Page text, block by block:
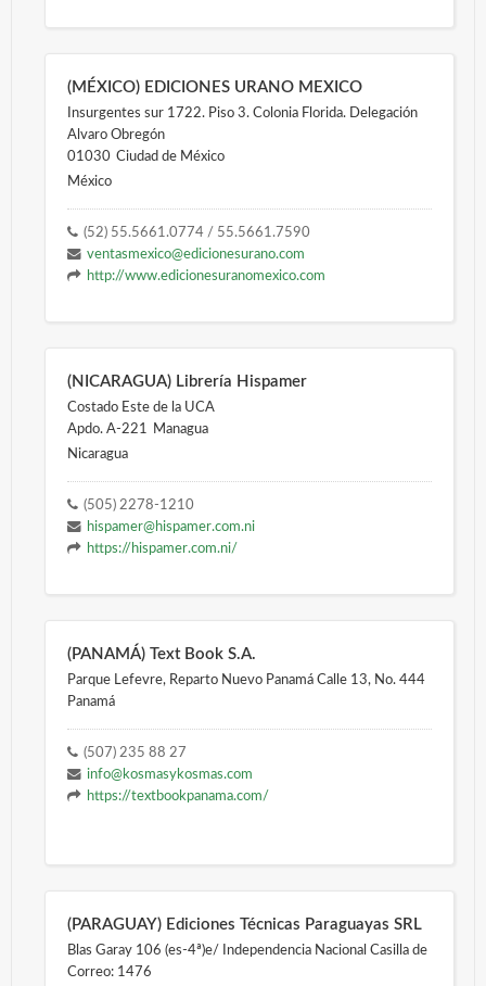
(MÉXICO) EDICIONES URANO MEXICO
Insurgentes sur 1722. Piso 3. Colonia Florida. Delegación
Alvaro Obregón
01030 Ciudad de México
México
(52) 55.5661.0774 / 55.5661.7590
ventasmexico@edicionesurano.com
http://www.edicionesuranomexico.com
(NICARAGUA) Librería Hispamer
Costado Este de la UCA
Apdo. A-221
Managua
Nicaragua
(505) 2278-1210
hispamer@hispamer.com.ni
https://hispamer.com.ni/
(PANAMÁ) Text Book S.A.
Parque Lefevre, Reparto Nuevo Panamá Calle 13, No. 444
Panamá
(507) 235 88 27
info@kosmasykosmas.com
https://textbookpanama.com/
(PARAGUAY) Ediciones Técnicas Paraguayas SRL
Blas Garay 106 (es-4ª)e/ Independencia Nacional Casilla de
Correo: 1476